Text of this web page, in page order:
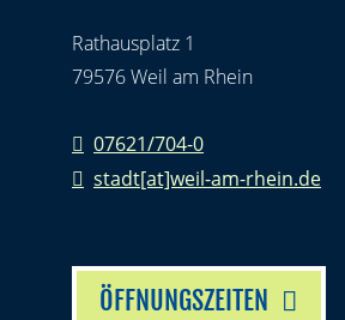
Rathausplatz 1
79576 Weil am Rhein
07621/704-0
stadt[at]weil-am-rhein.de
ÖFFNUNGSZEITEN